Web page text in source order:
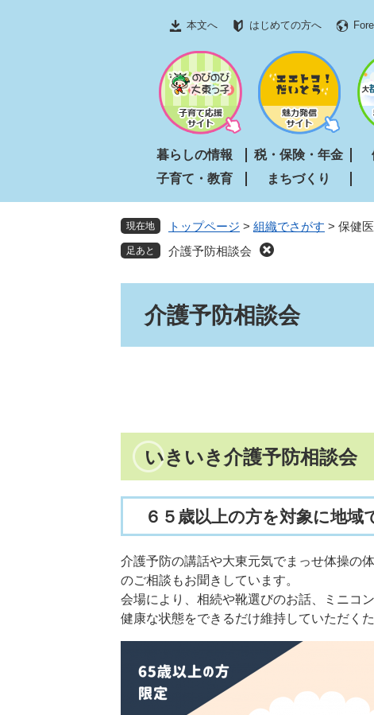
文
本文へ はじめての方へ
暮らしの情報 税・保険・年金
子育て・教育
まちづくり
現在地 トップページ > 組織でさがす > 保健
介護予防相談会
介護予防相談会
いきいき介護予防相談会
６５歳以上の方を対象に地域
介護予防の講話や大東元気でまっせ体操の
のご相談もお聞きしています。
会場により、相続や靴選びのお話、ミニコ
健康な状態をできるだけ維持していただく